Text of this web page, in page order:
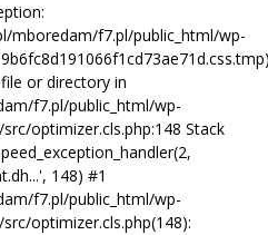
mboredam/f7.pl/public_html/wp-
or directory in
f7.pl/public_html/wp-
optimizer.cls.php:148 Stack
148) #1
f7.pl/public_html/wp-
optimizer.cls.php(148):